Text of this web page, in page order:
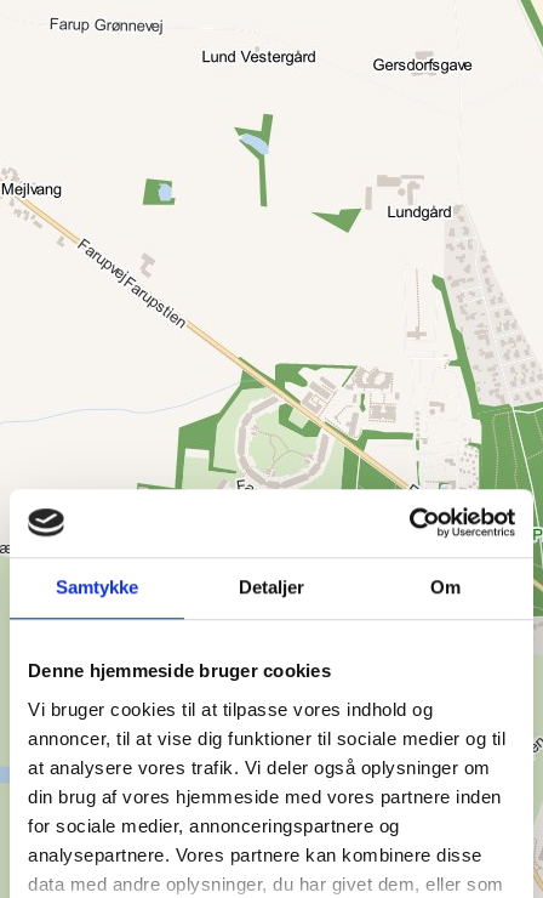
Samtykke Detaljer Om
Denne hjemmeside bruger cookies
Vi bruger cookies til at tilpasse vores indhold og
annoncer, til at vise dig funktioner til sociale medier og til
at analysere vores trafik. Vi deler også oplysninger om
din brug af vores hjemmeside med vores partnere inden
for sociale medier, annonceringspartnere og
analysepartnere. Vores partnere kan kombinere disse
data med andre oplysninger, du har givet dem, eller som